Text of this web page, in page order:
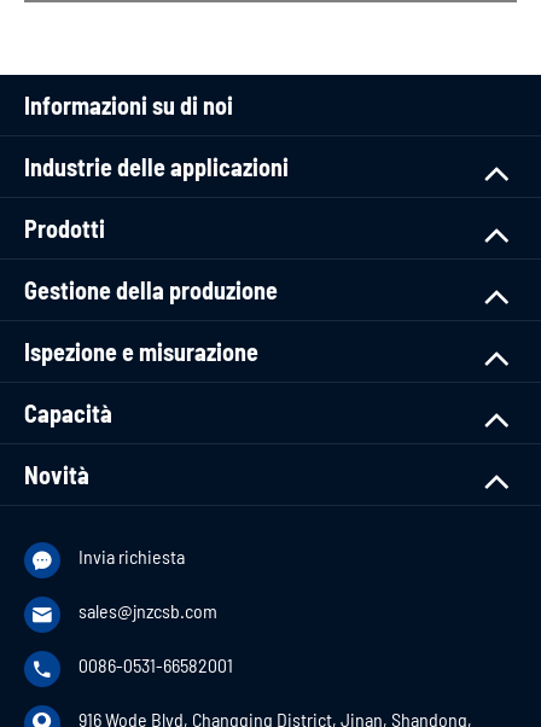
Informazioni su di noi
Industrie delle applicazioni
Prodotti
Gestione della produzione
Ispezione e misurazione
Capacità
Novità
 Invia richiesta
 sales@jnzcsb.com
 0086-0531-66582001
916 Wode Blvd, Changqing District, Jinan, Shandong,